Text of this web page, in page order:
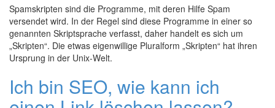
Spamskripten sind die Programme, mit deren Hilfe Spam
versendet wird. In der Regel sind diese Programme in einer so
genannten Skriptsprache verfasst, daher handelt es sich um
„Skripten“. Die etwas eigenwillige Pluralform „Skripten“ hat ihren
Ursprung in der Unix-Welt.
Ich bin SEO, wie kann ich